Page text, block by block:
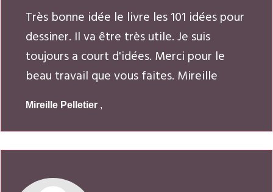
Très bonne idée le livre les 101 idées pour
dessiner. Il va être très utile. Je suis
toujours a court d'idées. Merci pour le
beau travail que vous faites. Mireille
Mireille Pelletier ,